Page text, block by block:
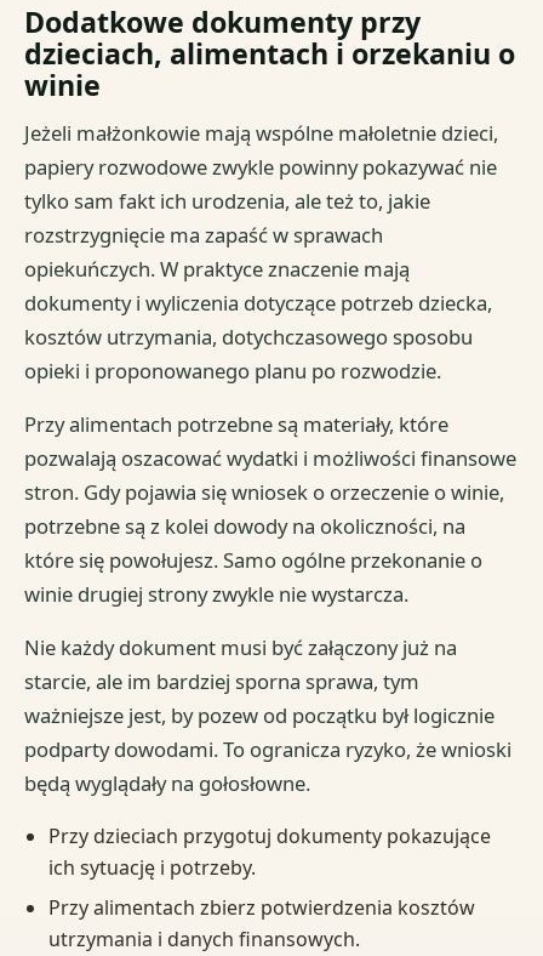
Dodatkowe dokumenty przy
dzieciach, alimentach i orzekaniu o
winie
Jeżeli małżonkowie mają wspólne małoletnie dzieci,
papiery rozwodowe zwykle powinny pokazywać nie
tylko sam fakt ich urodzenia, ale też to, jakie
rozstrzygnięcie ma zapaść w sprawach
opiekuńczych. W praktyce znaczenie mają
dokumenty i wyliczenia dotyczące potrzeb dziecka,
kosztów utrzymania, dotychczasowego sposobu
opieki i proponowanego planu po rozwodzie.
Przy alimentach potrzebne są materiały, które
pozwalają oszacować wydatki i możliwości finansowe
stron. Gdy pojawia się wniosek o orzeczenie o winie,
potrzebne są z kolei dowody na okoliczności, na
które się powołujesz. Samo ogólne przekonanie o
winie drugiej strony zwykle nie wystarcza.
Nie każdy dokument musi być załączony już na
starcie, ale im bardziej sporna sprawa, tym
ważniejsze jest, by pozew od początku był logicznie
podparty dowodami. To ogranicza ryzyko, że wnioski
będą wyglądały na gołosłowne.
Przy dzieciach przygotuj dokumenty pokazujące
ich sytuację i potrzeby.
Przy alimentach zbierz potwierdzenia kosztów
utrzymania i danych finansowych.